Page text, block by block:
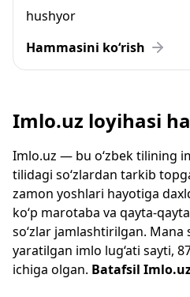
hushyor
Hammasini ko‘rish
Imlo.uz loyihasi
Imlo.uz — bu o‘zbek tilining
tilidagi so‘zlardan tarkib
zamon yoshlari hayotiga
ko‘p marotaba va qayta-
so‘zlar jamlashtirilgan. Mana
yaratilgan imlo lug‘ati sayti,
ichiga olgan. Batafsil